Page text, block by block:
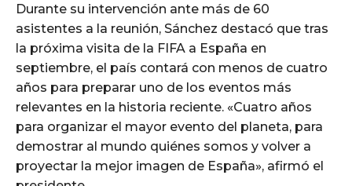
Durante su intervención ante más de 60
asistentes a la reunión, Sánchez destacó que tras
la próxima visita de la FIFA a España en
septiembre, el país contará con menos de cuatro
años para preparar uno de los eventos más
relevantes en la historia reciente. «Cuatro años
para organizar el mayor evento del planeta, para
demostrar al mundo quiénes somos y volver a
proyectar la mejor imagen de España», afirmó el